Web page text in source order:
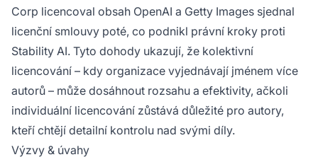
Corp licencoval obsah OpenAI a Getty Images sjednal
licenční smlouvy poté, co podnikl právní kroky proti
Stability AI. Tyto dohody ukazují, že kolektivní
licencování – kdy organizace vyjednávají jménem více
autorů – může dosáhnout rozsahu a efektivity, ačkoli
individuální licencování zůstává důležité pro autory,
kteří chtějí detailní kontrolu nad svými díly.
Výzvy & úvahy